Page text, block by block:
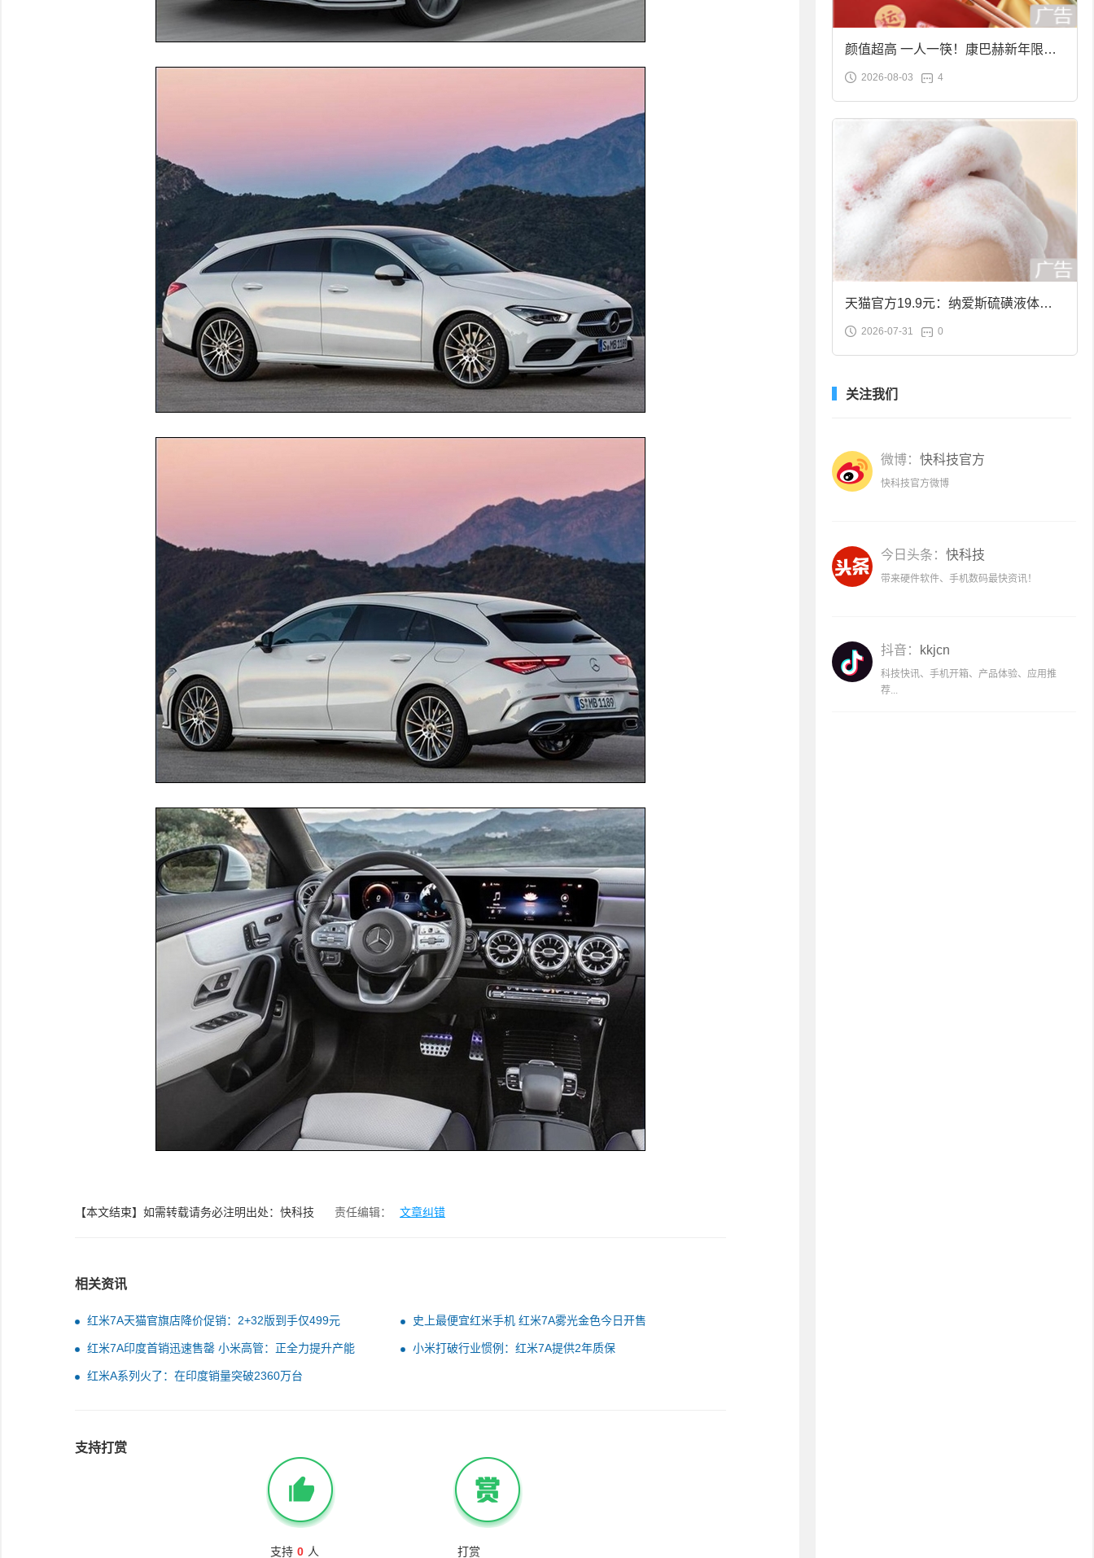
【本文结束】如需转载请务必注明出处：快科技 责任编辑： 文章纠错
相关资讯
红米7A天猫官旗店降价促销：2+32版到手仅499元 史上最便宜红米手机 红米7A雾光金色今日开售
红米7A印度首销迅速售罄 小米高管：正全力提升产能 小米打破行业惯例：红米7A提供2年质保
红米A系列火了：在印度销量突破2360万台
支持打赏
支持 0 人 打赏
颜值超高 一人一筷！康巴赫新年限定
合金筷子大促：19.9元
2026-08-03 4
天猫官方19.9元：纳爱斯硫磺液体香
皂2斤大促
2026-07-31 0
关注我们
微博： 快科技官方
快科技官方微博
今日头条： 快科技
带来硬件软件、手机数码最快资讯！
抖音： kkjcn
科技快讯、手机开箱、产品体验、应用推
荐...